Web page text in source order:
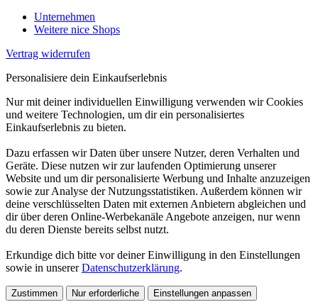
Unternehmen
Weitere nice Shops
Vertrag widerrufen
Personalisiere dein Einkaufserlebnis
Nur mit deiner individuellen Einwilligung verwenden wir Cookies
und weitere Technologien, um dir ein personalisiertes
Einkaufserlebnis zu bieten.
Dazu erfassen wir Daten über unsere Nutzer, deren Verhalten und
Geräte. Diese nutzen wir zur laufenden Optimierung unserer
Website und um dir personalisierte Werbung und Inhalte anzuzeigen
sowie zur Analyse der Nutzungsstatistiken. Außerdem können wir
deine verschlüsselten Daten mit externen Anbietern abgleichen und
dir über deren Online-Werbekanäle Angebote anzeigen, nur wenn
du deren Dienste bereits selbst nutzt.
Erkundige dich bitte vor deiner Einwilligung in den Einstellungen
sowie in unsererDatenschutzerklärung.
Zustimmen Nur erforderliche Einstellungen anpassen